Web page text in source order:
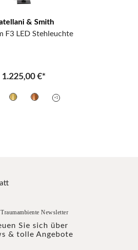
& Smith
F3 LED Stehleuchte
1.225,00 €*
+1
Newsletter
Sie sich über
& tolle Angebote